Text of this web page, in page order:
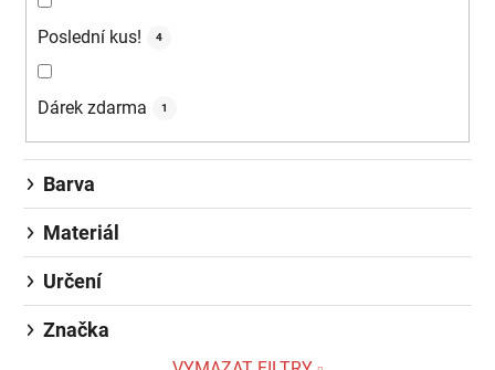
Poslední kus! 4
Dárek zdarma 1
Barva
Materiál
Určení
Značka